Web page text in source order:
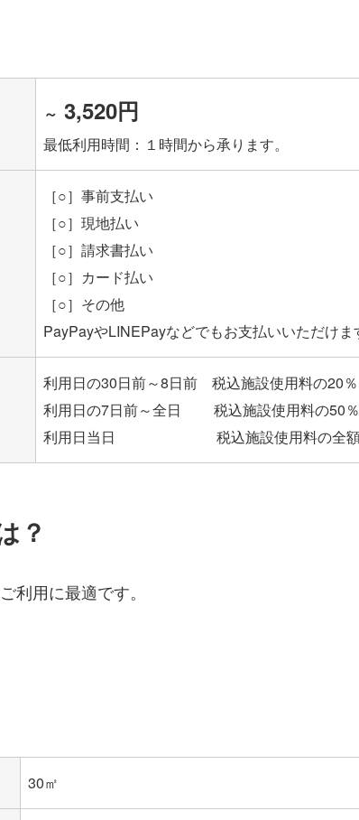
～ 3,520円
最低利用時間：１時間から承ります。
［○］事前支払い
［○］現地払い
［○］請求書払い
［○］カード払い
［○］その他
利用日の30日前～8日前 税込施設使用料の20％
利用日の7日前～全日 税込施設使用料の50％
？
利用に最適です。
30㎡